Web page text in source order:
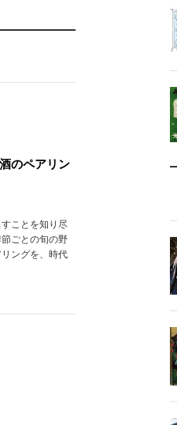
のペアリン
ことを知り尽
ごとの旬の野
ングを、時代